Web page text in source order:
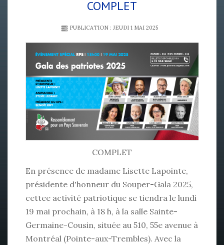
COMPLET
PUBLICATION : JEUDI 1 MAI 2025
COMPLET
En présence de madame Lisette Lapointe,
présidente d'honneur du Souper-Gala 2025,
cettee activité patriotique se tiendra le lundi
19 mai prochain, à 18 h, à la salle Sainte-
Germaine-Cousin, située au 510, 55e avenue à
Montréal (Pointe-aux-Trembles). Avec la